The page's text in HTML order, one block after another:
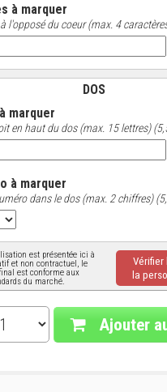
à marquer
l'opposé du coeur (max. 4
DOS
marquer
en haut du dos (max. 15 lettres)
à marquer
dans le dos (max. 2 chiffres)
est présentée ici à
et non contractuel, le
est conforme aux
du marché.
Vérifier
la
Ajouter